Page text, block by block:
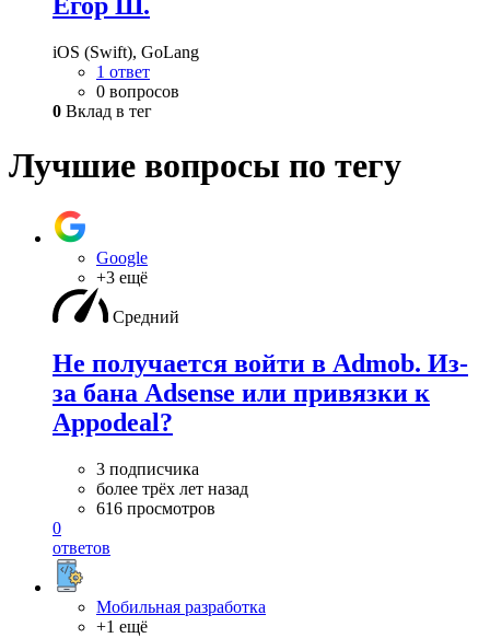
Егор Ш.
iOS (Swift), GoLang
1 ответ
0 вопросов
0 Вклад в тег
Лучшие вопросы по тегу
Google
+3 ещё
Средний
Не получается войти в Admob. Из-
за бана Adsense или привязки к
Appodeal?
3 подписчика
более трёх лет назад
616 просмотров
0
ответов
Мобильная разработка
+1 ещё